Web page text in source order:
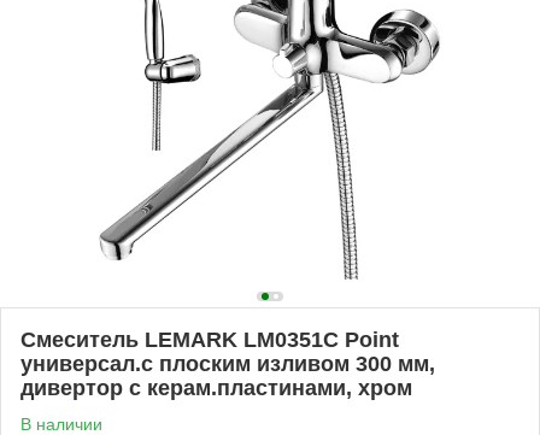
Смеситель LEMARK LM0351C Point
универсал.с плоским изливом 300 мм,
дивертор с керам.пластинами, хром
В наличии